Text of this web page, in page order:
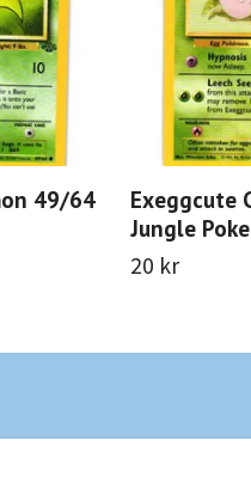
49/64
Exeggcute
Jungle
20 kr